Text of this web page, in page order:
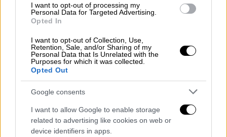
I want to opt-out of processing my
Personal Data for Targeted Advertising.
Opted In
I want to opt-out of Collection, Use,
Retention, Sale, and/or Sharing of my
Personal Data that Is Unrelated with the
Purposes for which it was collected.
Opted Out
Google consents
I want to allow Google to enable storage
related to advertising like cookies on web or
device identifiers in apps.
Η Ζένια μίλησε ακόμα και για τα όσα την
ενόχλησαν μετά τον θάνατο του Βλάσση
Μπονάτσου, αποκαλύπτοντας ότι ο
ηθοποιός έπασχε από μια σθένεια την οποία
έχει κληρονομήσει και η ίδια:
«Με είχε πειράξει που ανέφεραν για τον
πατέρα μου διάφορα. Για τις ουσίες, ότι
παράτησε την οικογένεια του από επιλογή